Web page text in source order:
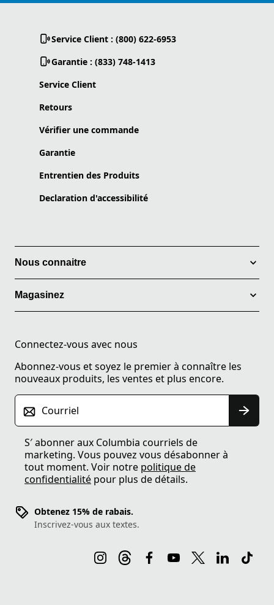
Service Client : (800) 622-6953
Garantie : (833) 748-1413
Service Client
Retours
Vérifier une commande
Garantie
Entrentien des Produits
Declaration d'accessibilité
Nous connaitre
Magasinez
Connectez-vous avec nous
Abonnez-vous et soyez le premier à connaître les
nouveaux produits, les ventes et plus encore.
Courriel
S′ abonner aux Columbia courriels de
marketing. Vous pouvez vous désabonner à
tout moment. Voir notre politique de
confidentialité pour plus de détails.
Obtenez 15% de rabais.
Inscrivez-vous aux textes.